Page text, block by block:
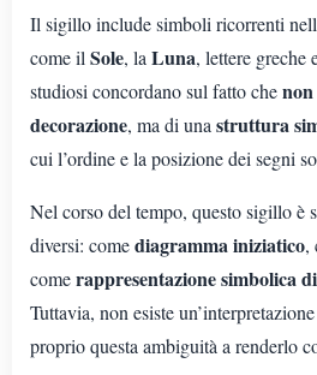
Il sigillo include simboli ricorrenti
come il Sole, la Luna, lettere greche
studiosi concordano sul fatto che
decorazione, ma di una struttura
cui l’ordine e la posizione dei segni
Nel corso del tempo, questo sigillo è
diversi: comediagramma iniziatico,
comerappresentazione simbolica
Tuttavia, non esiste
proprio questa ambiguità a renderlo